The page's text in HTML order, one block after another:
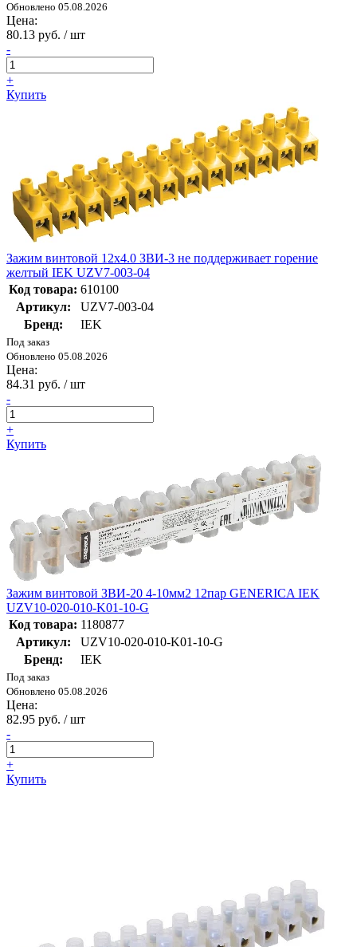
Обновлено 05.08.2026
Цена:
80.13 руб. / шт
-
+
Купить
Зажим винтовой 12х4.0 ЗВИ-3 не поддерживает горение
желтый IEK UZV7-003-04
Код товара: 610100
Артикул:
UZV7-003-04
Бренд:
IEK
Под заказ
Обновлено 05.08.2026
Цена:
84.31 руб. / шт
-
+
Купить
Зажим винтовой ЗВИ-20 4-10мм2 12пар GENERICA IEK
UZV10-020-010-K01-10-G
Код товара: 1180877
Артикул:
UZV10-020-010-K01-10-G
Бренд:
IEK
Под заказ
Обновлено 05.08.2026
Цена:
82.95 руб. / шт
-
+
Купить